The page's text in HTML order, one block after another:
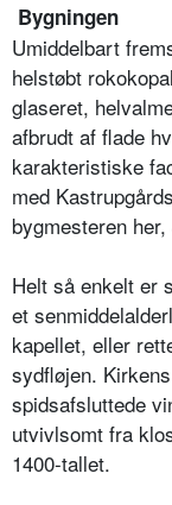
Bygningen
Umiddelbart
helstøbt
glaseret,
afbrudt af flade
karakteristiske
med
bygmesteren
Helt så enkelt er
et
kapellet, eller
sydfløjen.
spidsafsluttede
utvivlsomt fra
1400-tallet.